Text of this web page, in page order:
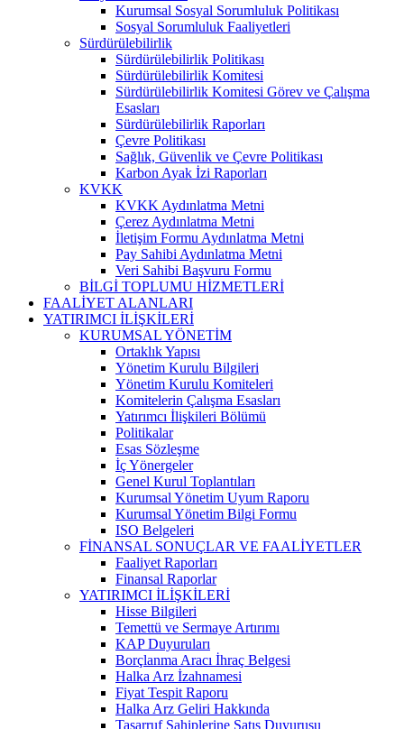
Kurumsal Sosyal Sorumluluk Politikası
Sosyal Sorumluluk Faaliyetleri
Sürdürülebilirlik
Sürdürülebilirlik Politikası
Sürdürülebilirlik Komitesi
Sürdürülebilirlik Komitesi Görev ve Çalışma
Esasları
Sürdürülebilirlik Raporları
Çevre Politikası
Sağlık, Güvenlik ve Çevre Politikası
Karbon Ayak İzi Raporları
KVKK
KVKK Aydınlatma Metni
Çerez Aydınlatma Metni
İletişim Formu Aydınlatma Metni
Pay Sahibi Aydınlatma Metni
Veri Sahibi Başvuru Formu
BİLGİ TOPLUMU HİZMETLERİ
FAALİYET ALANLARI
YATIRIMCI İLİŞKİLERİ
KURUMSAL YÖNETİM
Ortaklık Yapısı
Yönetim Kurulu Bilgileri
Yönetim Kurulu Komiteleri
Komitelerin Çalışma Esasları
Yatırımcı İlişkileri Bölümü
Politikalar
Esas Sözleşme
İç Yönergeler
Genel Kurul Toplantıları
Kurumsal Yönetim Uyum Raporu
Kurumsal Yönetim Bilgi Formu
ISO Belgeleri
FİNANSAL SONUÇLAR VE FAALİYETLER
Faaliyet Raporları
Finansal Raporlar
YATIRIMCI İLİŞKİLERİ
Hisse Bilgileri
Temettü ve Sermaye Artırımı
KAP Duyuruları
Borçlanma Aracı İhraç Belgesi
Halka Arz İzahnamesi
Fiyat Tespit Raporu
Halka Arz Geliri Hakkında
Tasarruf Sahiplerine Satış Duyurusu